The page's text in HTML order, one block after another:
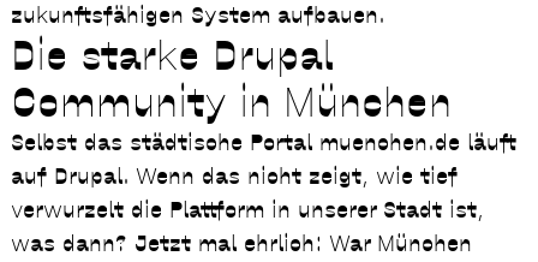
zukunftsfähigen System aufbauen.
Die starke Drupal
Community in München
Selbst das städtische Portal muenchen.de läuft
auf Drupal. Wenn das nicht zeigt, wie tief
verwurzelt die Plattform in unserer Stadt ist,
was dann? Jetzt mal ehrlich: War München